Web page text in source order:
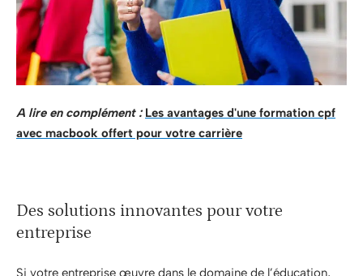
A lire en complément : Les avantages d'une formation cpf
avec macbook offert pour votre carrière
Des solutions innovantes pour votre
entreprise
Si votre entreprise œuvre dans le domaine de l’éducation,